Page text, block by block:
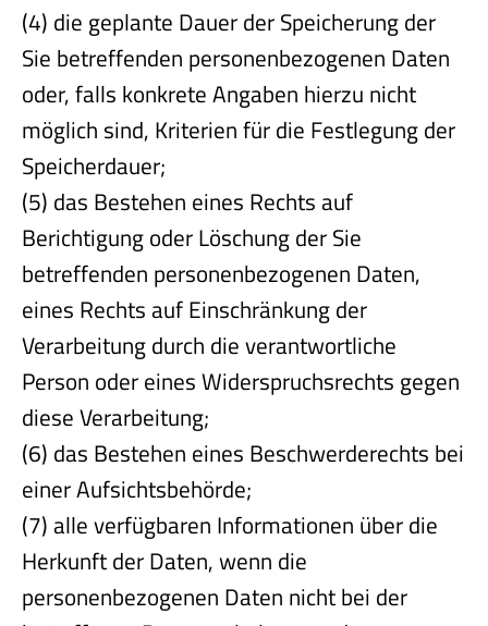
(4) die geplante Dauer der Speicherung der
Sie betreffenden personenbezogenen Daten
oder, falls konkrete Angaben hierzu nicht
möglich sind, Kriterien für die Festlegung der
Speicherdauer;
(5) das Bestehen eines Rechts auf
Berichtigung oder Löschung der Sie
betreffenden personenbezogenen Daten,
eines Rechts auf Einschränkung der
Verarbeitung durch die verantwortliche
Person oder eines Widerspruchsrechts gegen
diese Verarbeitung;
(6) das Bestehen eines Beschwerderechts bei
einer Aufsichtsbehörde;
(7) alle verfügbaren Informationen über die
Herkunft der Daten, wenn die
personenbezogenen Daten nicht bei der